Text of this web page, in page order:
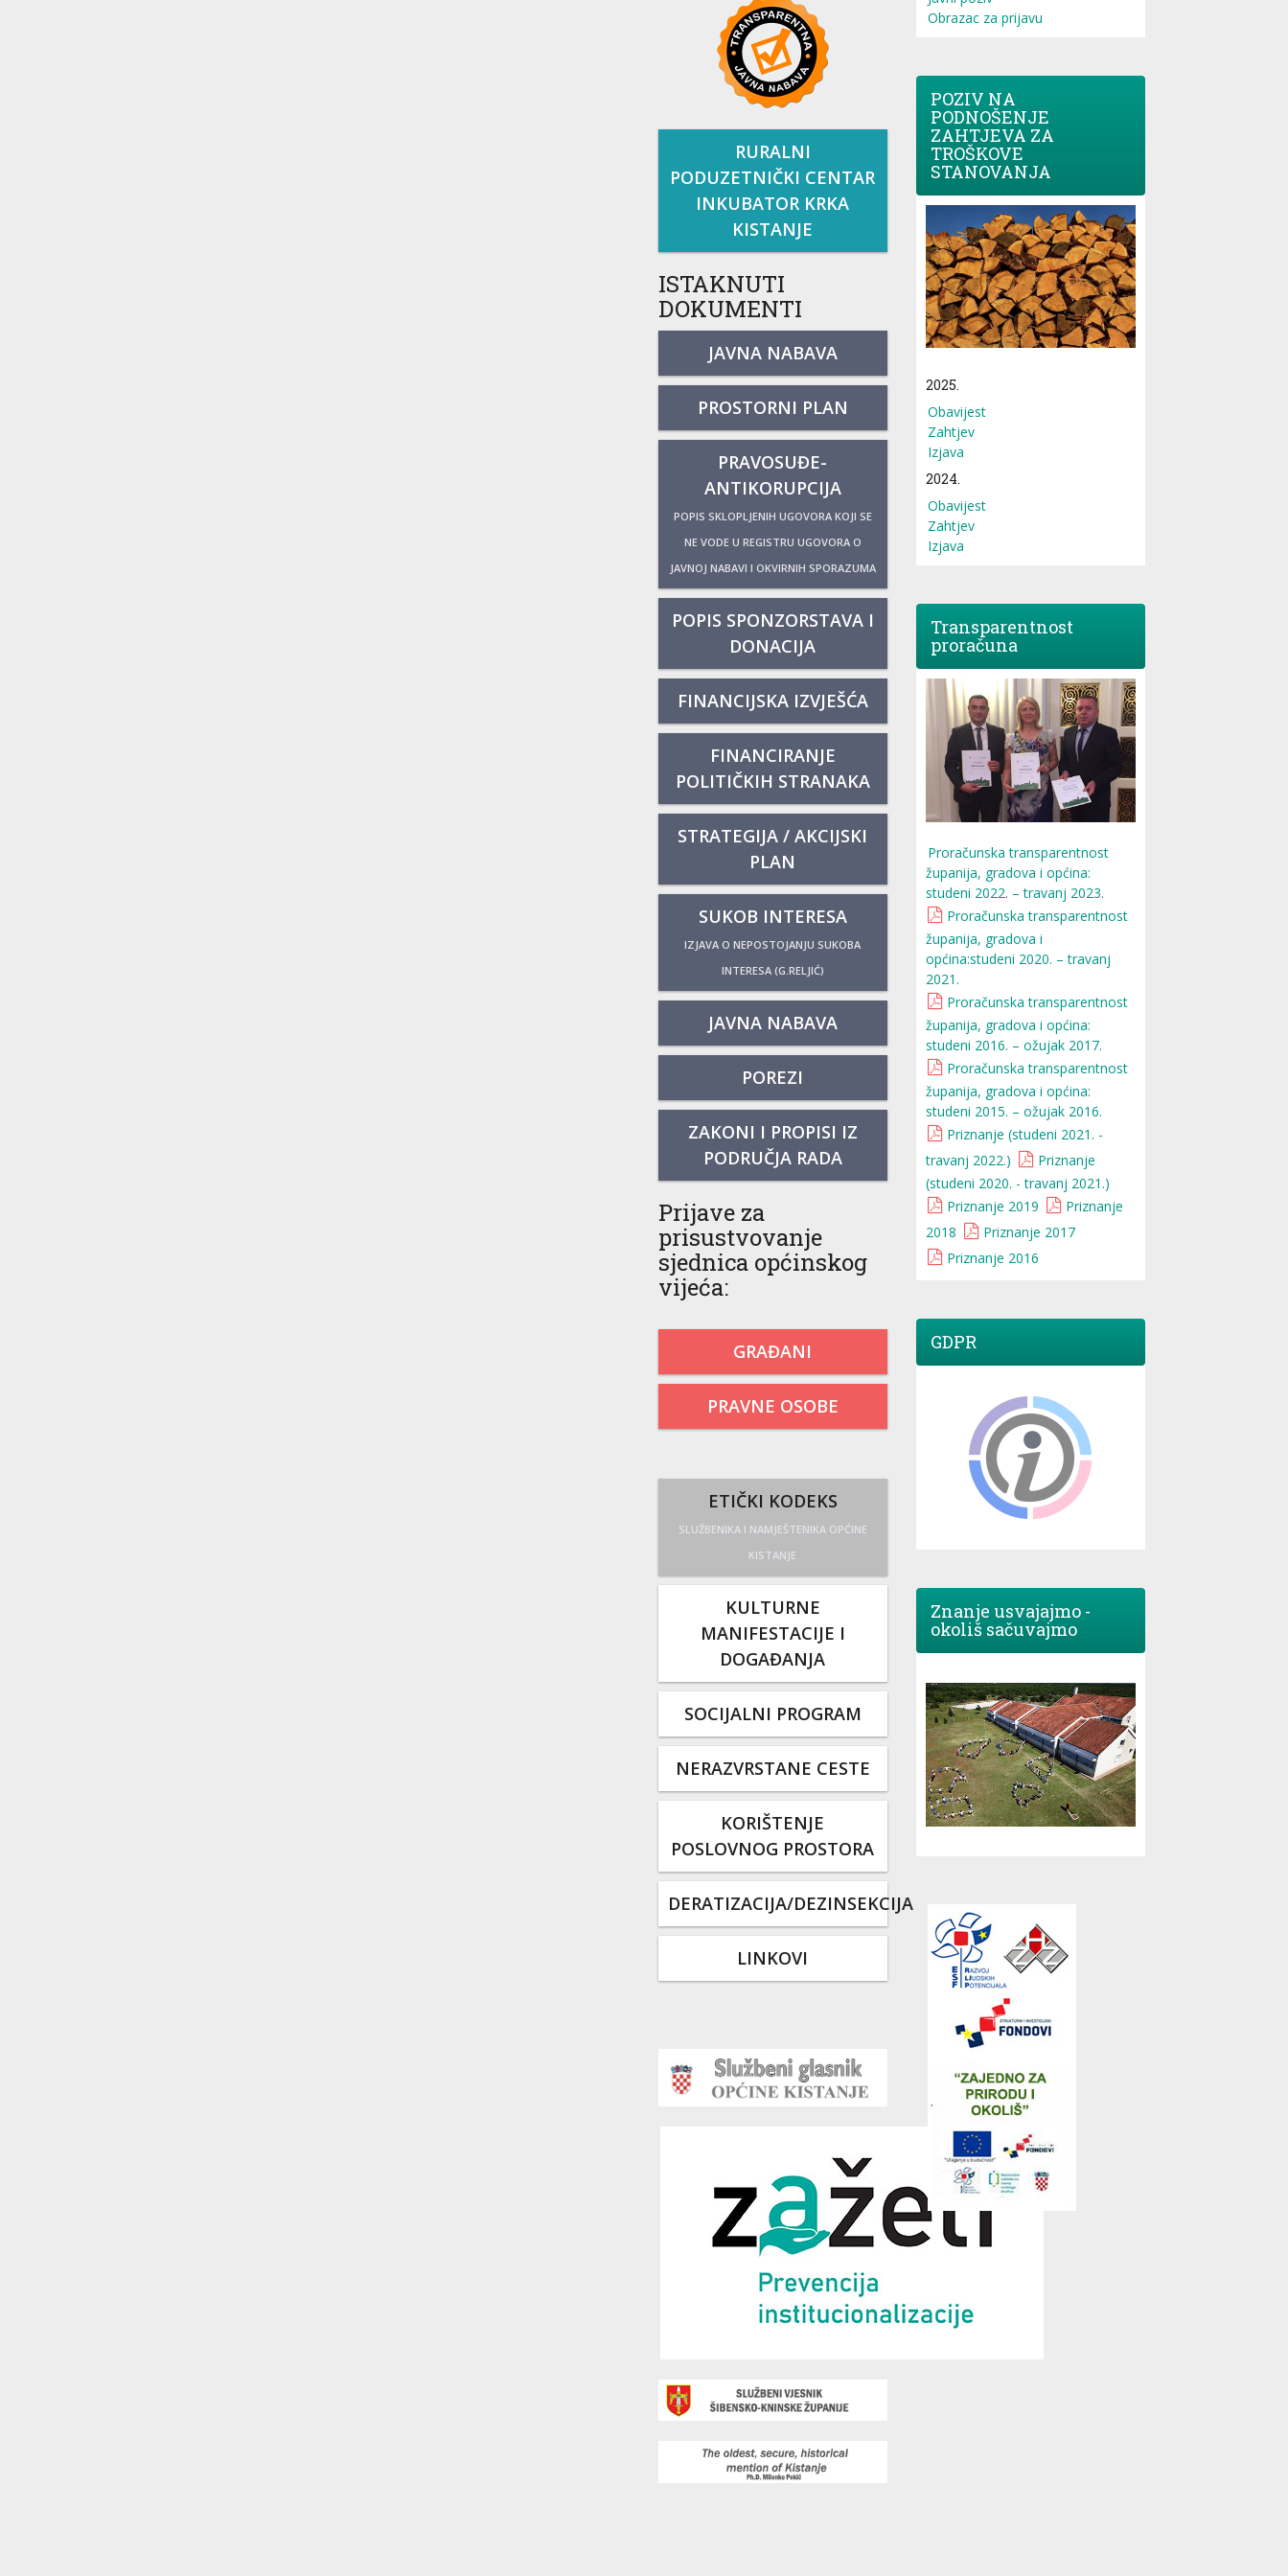
RURALNI
PODUZETNIČKI CENTAR
INKUBATOR KRKA
KISTANJE
ISTAKNUTI
DOKUMENTI
JAVNA NABAVA
PROSTORNI PLAN
PRAVOSUĐE-
ANTIKORUPCIJA
POPIS SKLOPLJENIH UGOVORA KOJI SE
NE VODE U REGISTRU UGOVORA O
JAVNOJ NABAVI I OKVIRNIH SPORAZUMA
POPIS SPONZORSTAVA I
DONACIJA
FINANCIJSKA IZVJEŠĆA
FINANCIRANJE
POLITIČKIH STRANAKA
STRATEGIJA / AKCIJSKI
PLAN
SUKOB INTERESA
IZJAVA O NEPOSTOJANJU SUKOBA
INTERESA (G.RELJIĆ)
JAVNA NABAVA
POREZI
ZAKONI I PROPISI IZ
PODRUČJA RADA
Prijave za
prisustvovanje
sjednica općinskog
vijeća:
GRAĐANI
PRAVNE OSOBE
ETIČKI KODEKS
SLUŽBENIKA I NAMJEŠTENIKA OPĆINE
KISTANJE
KULTURNE
MANIFESTACIJE I
DOGAĐANJA
SOCIJALNI PROGRAM
NERAZVRSTANE CESTE
KORIŠTENJE
POSLOVNOG PROSTORA
DERATIZACIJA/DEZINSEKCIJA
LINKOVI
Obrazac za prijavu
POZIV NA
PODNOŠENJE
ZAHTJEVA ZA
TROŠKOVE
STANOVANJA
2025.
Obavijest
Zahtjev
Izjava
2024.
Obavijest
Zahtjev
Izjava
Transparentnost
proračuna
Proračunska transparentnost
županija, gradova i općina:
studeni 2022. – travanj 2023.
Proračunska transparentnost
županija, gradova i
općina:studeni 2020. – travanj
2021.
Proračunska transparentnost
županija, gradova i općina:
studeni 2016. – ožujak 2017.
Proračunska transparentnost
županija, gradova i općina:
studeni 2015. – ožujak 2016.
Priznanje (studeni 2021. -
travanj 2022.)
Priznanje
(studeni 2020. - travanj 2021.)
Priznanje 2019
Priznanje
2018
Priznanje 2017
Priznanje 2016
GDPR
Znanje usvajajmo -
okoliš sačuvajmo